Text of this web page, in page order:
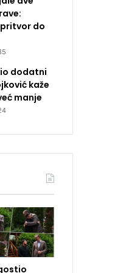
do
dodatni
kaže
manje